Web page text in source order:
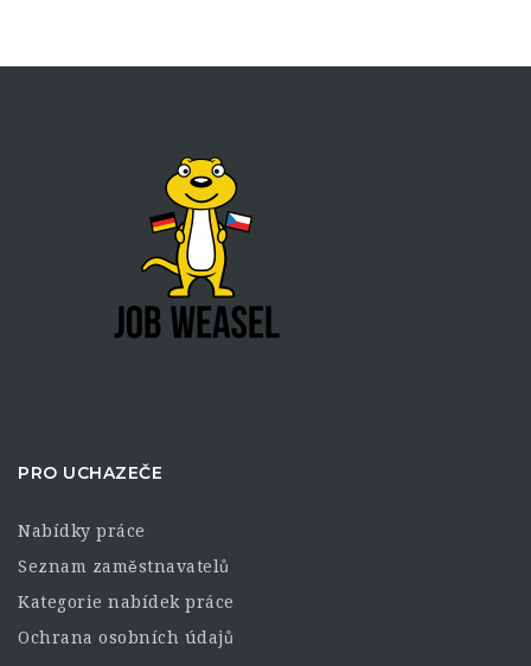
PRO UCHAZEČE
Nabídky práce
Seznam zaměstnavatelů
Kategorie nabídek práce
Ochrana osobních údajů